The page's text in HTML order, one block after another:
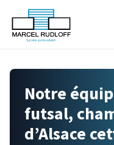
Skip to content
Notre
futsal,
d’Alsace